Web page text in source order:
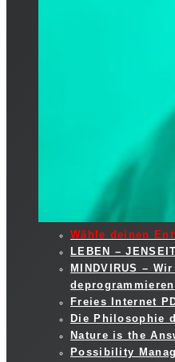
Wähle deinen
LEBEN –
MINDVIRUS –
deprogrammieren
Freies Internet
Die Philosophie
Nature is the
Possibility